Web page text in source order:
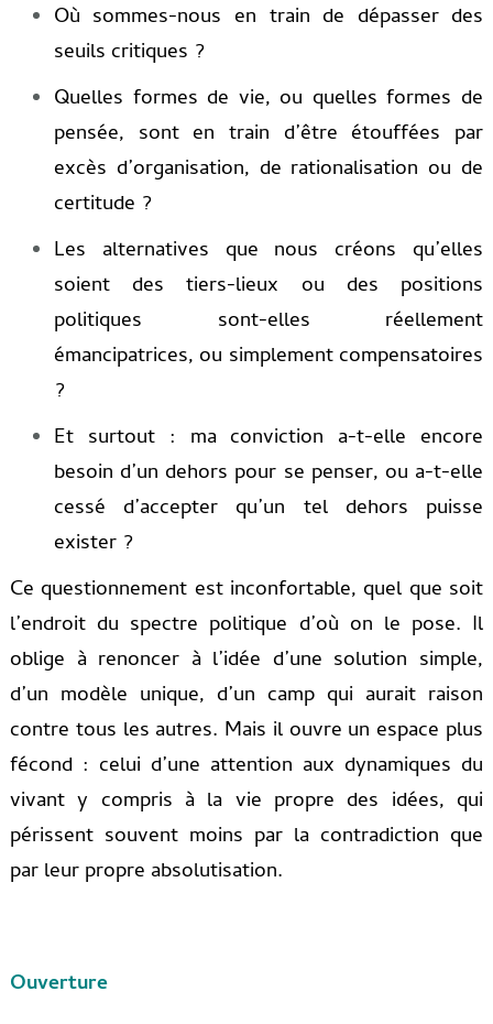
Où sommes-nous en train de dépasser des
seuils critiques ?
Quelles formes de vie, ou quelles formes de
pensée, sont en train d’être étouffées par
excès d’organisation, de rationalisation ou de
certitude ?
Les alternatives que nous créons qu’elles
soient des tiers-lieux ou des positions
politiques sont-elles réellement
émancipatrices, ou simplement compensatoires
?
Et surtout : ma conviction a-t-elle encore
besoin d’un dehors pour se penser, ou a-t-elle
cessé d’accepter qu’un tel dehors puisse
exister ?
Ce questionnement est inconfortable, quel que soit
l’endroit du spectre politique d’où on le pose. Il
oblige à renoncer à l’idée d’une solution simple,
d’un modèle unique, d’un camp qui aurait raison
contre tous les autres. Mais il ouvre un espace plus
fécond : celui d’une attention aux dynamiques du
vivant y compris à la vie propre des idées, qui
périssent souvent moins par la contradiction que
par leur propre absolutisation.
Ouverture